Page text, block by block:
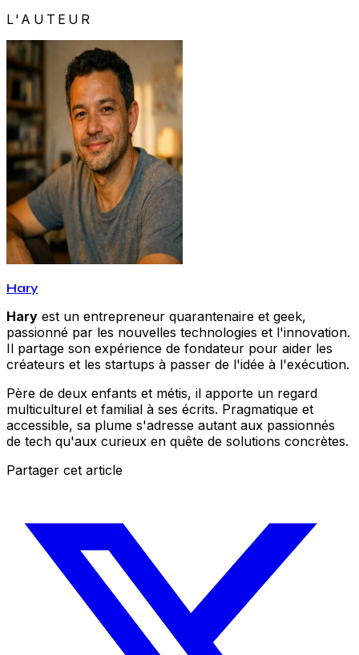
L'AUTEUR
Hary
Hary est un entrepreneur quarantenaire et geek,
passionné par les nouvelles technologies et l'innovation.
Il partage son expérience de fondateur pour aider les
créateurs et les startups à passer de l'idée à l'exécution.
Père de deux enfants et métis, il apporte un regard
multiculturel et familial à ses écrits. Pragmatique et
accessible, sa plume s'adresse autant aux passionnés
de tech qu'aux curieux en quête de solutions concrètes.
Partager cet article